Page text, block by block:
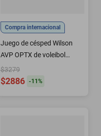
Compra internacional
Juego de césped Wilson
AVP OPTX de voleibol
tamaño oficial
$3279
$2886 -11 %